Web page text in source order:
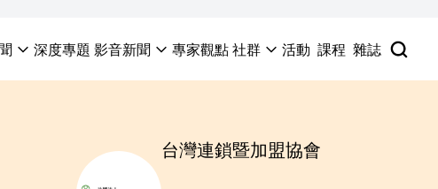
深度專題 影音新聞 專家觀點社群 活動 課程 雜誌
台灣連鎖暨加盟協會